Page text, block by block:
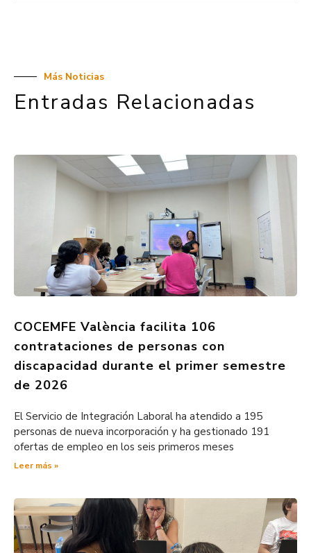
Más Noticias
Entradas Relacionadas
COCEMFE València facilita 106
contrataciones de personas con
discapacidad durante el primer semestre
de 2026
El Servicio de Integración Laboral ha atendido a 195
personas de nueva incorporación y ha gestionado 191
ofertas de empleo en los seis primeros meses
Leer más »